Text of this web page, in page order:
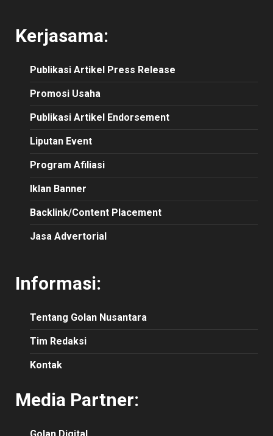
Kerjasama:
Publikasi Artikel Press Release
Promosi Usaha
Publikasi Artikel Endorsement
Liputan Event
Program Afiliasi
Iklan Banner
Backlink/Content Placement
Jasa Advertorial
Informasi:
Tentang Golan Nusantara
Tim Redaksi
Kontak
Media Partner: